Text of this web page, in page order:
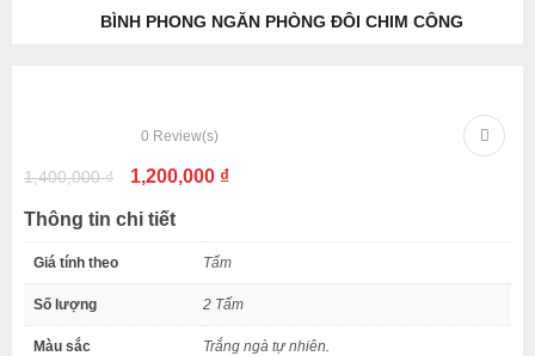
BÌNH PHONG NGĂN PHÒNG ĐÔI CHIM CÔNG
0 Review(s)
1,400,000₫ 1,200,000 ₫
Thông tin chi tiết
Giá tính theo Tấm
Số lượng 2 Tấm
Màu sắc Trắng ngà tự nhiên.